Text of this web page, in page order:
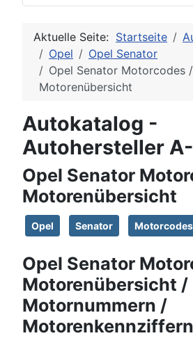
Aktuelle Seite: Startseite
Opel
Opel Senator
Opel Senator Motorcodes /
Motorenübersicht
Autokatalog -
Autohersteller
Opel Senator
Motorenübersicht
Opel Senator Motorcodes
Opel Senator
Motorenübersicht /
Motornummern /
Motorenkennziffern